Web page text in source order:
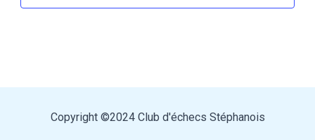
Copyright ©2024 Club d'échecs Stéphanois